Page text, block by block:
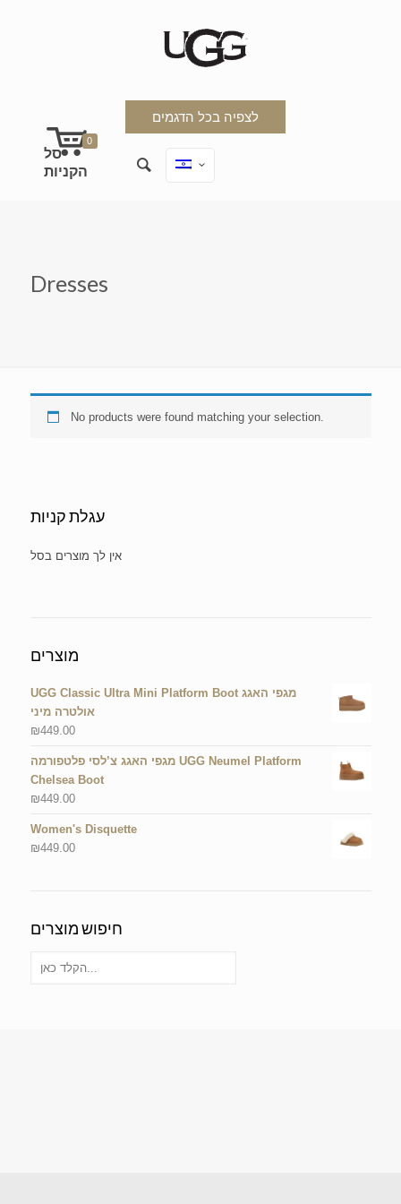
לצפיה בכל הדגמים
0
Dresses
No products were found matching your selection.
עגלת קניות
מוצרים
UGG Classic Ultra Mini Platform Boot מגפי האגג
אולטרה מיני
₪449.00
מגפי האגג צ’לסי פלטפורמה UGG Neumel Platform
Chelsea Boot
₪449.00
Women's Disquette
₪449.00
חיפוש מוצרים